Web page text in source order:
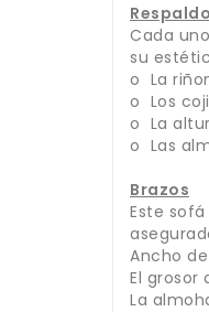
Respaldo
Cada
su
o La
o Los
o La
o Las
Brazos
Este
Ancho
El grosor
La